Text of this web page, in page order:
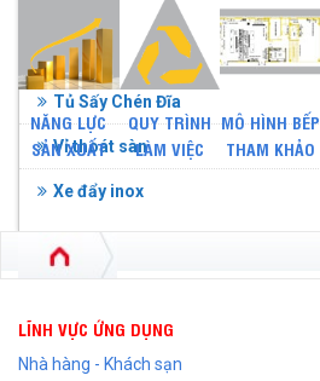
Tủ Lạnh Công Nghiệp
Tủ Sấy Chén Đĩa
Vỉ thoát sàn
Xe đẩy inox
NĂNG LỰC
SẢN XUẤT
QUY TRÌNH
LÀM VIỆC
MÔ HÌNH BẾP
THAM KHẢO
LĨNH VỰC ỨNG DỤNG
Nhà hàng - Khách sạn